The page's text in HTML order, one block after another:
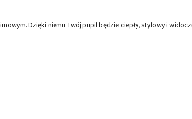
Dzięki niemu Twój pupil będzie ciepły, stylowy i